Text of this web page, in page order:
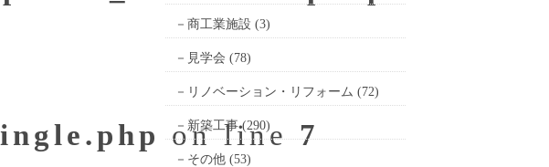
on line7
商工業施設 (3)
見学会 (78)
リノベーション・リフォーム (72)
新築工事(290)
その他(53)